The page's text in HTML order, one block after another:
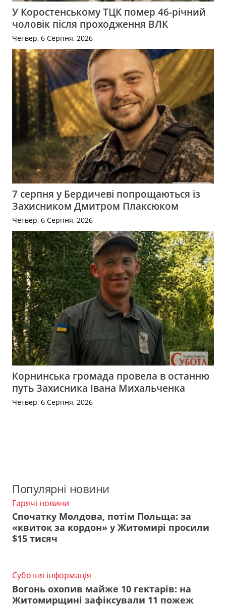
У Коростенському ТЦК помер 46-річний
чоловік після проходження ВЛК
Четвер, 6 Серпня, 2026
7 серпня у Бердичеві попрощаються із
Захисником Дмитром Плаксюком
Четвер, 6 Серпня, 2026
Корнинська громада провела в останню
путь Захисника Івана Михальченка
Четвер, 6 Серпня, 2026
Популярні новини
Гарячі новини
Спочатку Молдова, потім Польща: за
«квиток за кордон» у Житомирі просили
$15 тисяч
Суботня інформація
Вогонь охопив майже 10 гектарів: на
Житомирщині зафіксували 11 пожеж